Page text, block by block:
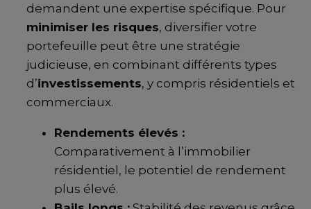
demandent une expertise spécifique. Pour
minimiser les risques, diversifier votre
portefeuille peut être une stratégie
judicieuse, en combinant différents types
d’investissements, y compris résidentiels et
commerciaux.
Rendements élevés :
Comparativement à l’immobilier
résidentiel, le potentiel de rendement
plus élevé.